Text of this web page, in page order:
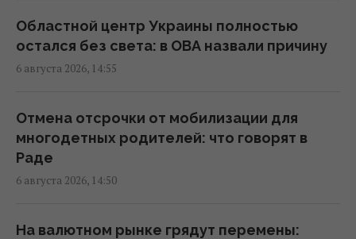
стран: Зеленский о создании украинской
баллистики
22:00 четверг, 06 августа 2026
Добраться на "ноль" становится
практически невозможной задачей, –
Business Insider
20:18 четверг, 06 августа 2026
В Польше заговорили о возможности
Областной центр Украины полностью
остался без света: в ОВА назвали причину
6 августа 2026, 14:55
Отмена отсрочки от мобилизации для
многодетных родителей: что говорят в
Раде
6 августа 2026, 14:50
На валютном рынке грядут перемены: